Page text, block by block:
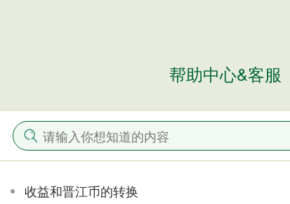
帮助中心&客服
收益和晋江币的转换